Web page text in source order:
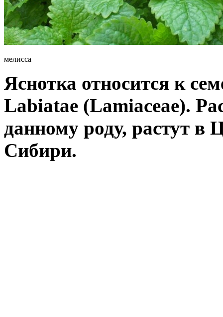
мелисса
Яснотка относится к
Labiatae (Lamiaceae).
данному роду, растут в
Сибири.